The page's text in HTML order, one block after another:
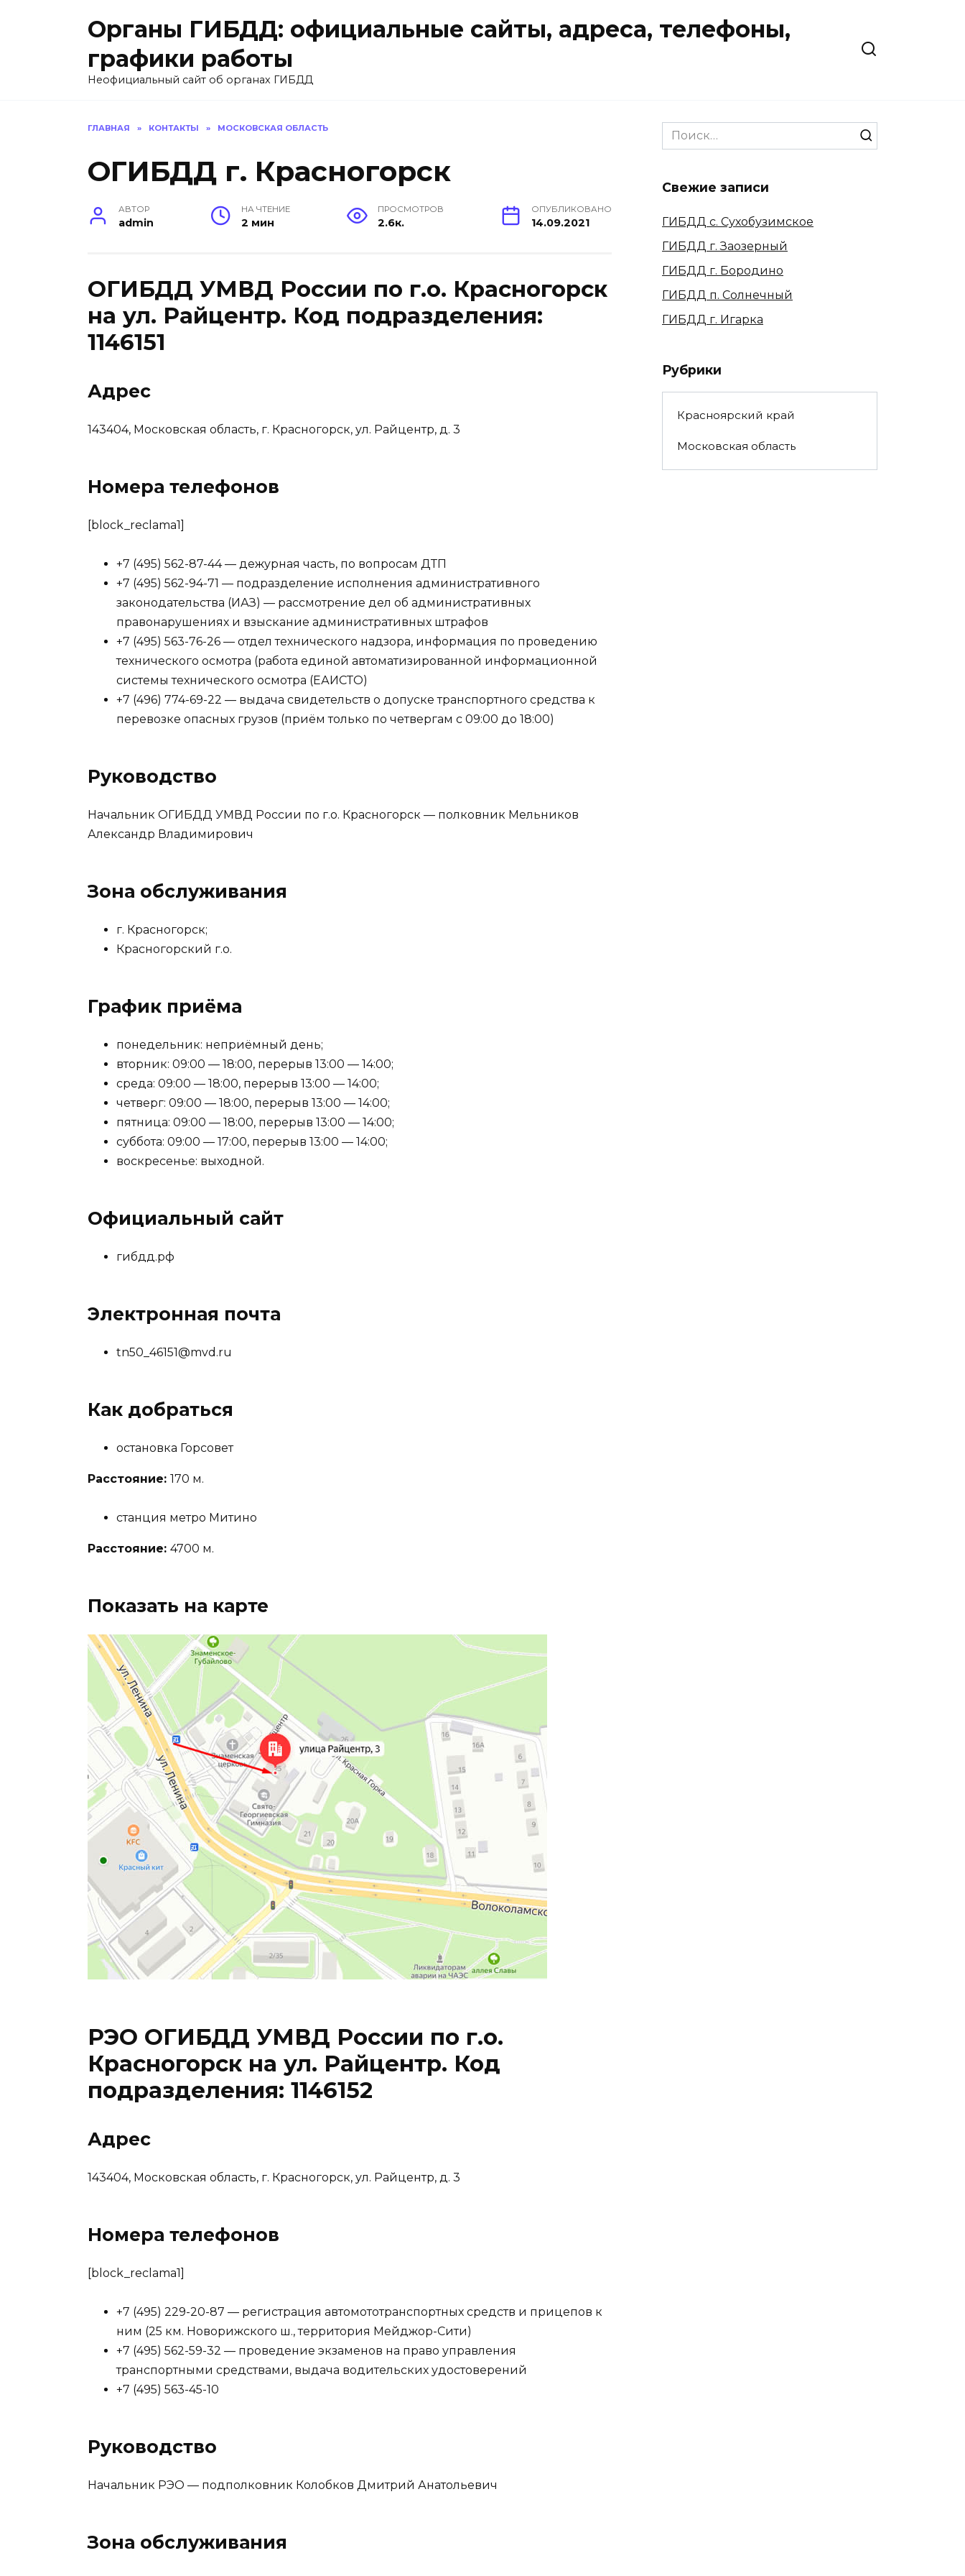
Органы ГИБДД: официальные сайты, адреса, телефоны,
графики работы
Неофициальный сайт об органах ГИБДД
ГЛАВНАЯ » КОНТАКТЫ » МОСКОВСКАЯ ОБЛАСТЬ
ОГИБДД г. Красногорск
АВТОР
admin
НА ЧТЕНИЕ
2 мин
ПРОСМОТРОВ
2.6к.
ОПУБЛИКОВАНО
14.09.2021
ОГИБДД УМВД России по г.о. Красногорск
на ул. Райцентр. Код подразделения:
1146151
Адрес
143404, Московская область, г. Красногорск, ул. Райцентр, д. 3
Номера телефонов
[block_reclama1]
+7 (495) 562-87-44 — дежурная часть, по вопросам ДТП
+7 (495) 562-94-71 — подразделение исполнения административного
законодательства (ИАЗ) — рассмотрение дел об административных
правонарушениях и взыскание административных штрафов
+7 (495) 563-76-26 — отдел технического надзора, информация по проведению
технического осмотра (работа единой автоматизированной информационной
системы технического осмотра (ЕАИСТО)
+7 (496) 774-69-22 — выдача свидетельств о допуске транспортного средства к
перевозке опасных грузов (приём только по четвергам с 09:00 до 18:00)
Руководство
Начальник ОГИБДД УМВД России по г.о. Красногорск — полковник Мельников
Александр Владимирович
Зона обслуживания
г. Красногорск;
Красногорский г.о.
График приёма
понедельник: неприёмный день;
вторник: 09:00 — 18:00, перерыв 13:00 — 14:00;
среда: 09:00 — 18:00, перерыв 13:00 — 14:00;
четверг: 09:00 — 18:00, перерыв 13:00 — 14:00;
пятница: 09:00 — 18:00, перерыв 13:00 — 14:00;
суббота: 09:00 — 17:00, перерыв 13:00 — 14:00;
воскресенье: выходной.
Официальный сайт
гибдд.рф
Электронная почта
tn50_46151@mvd.ru
Как добраться
остановка Горсовет
Расстояние: 170 м.
станция метро Митино
Расстояние: 4700 м.
Показать на карте
РЭО ОГИБДД УМВД России по г.о.
Красногорск на ул. Райцентр. Код
подразделения: 1146152
Адрес
143404, Московская область, г. Красногорск, ул. Райцентр, д. 3
Номера телефонов
[block_reclama1]
+7 (495) 229-20-87 — регистрация автомототранспортных средств и прицепов к
ним (25 км. Новорижского ш., территория Мейджор-Сити)
+7 (495) 562-59-32 — проведение экзаменов на право управления
транспортными средствами, выдача водительских удостоверений
+7 (495) 563-45-10
Руководство
Начальник РЭО — подполковник Колобков Дмитрий Анатольевич
Зона обслуживания
Search
for:
Свежие записи
ГИБДД с. Сухобузимское
ГИБДД г. Заозерный
ГИБДД г. Бородино
ГИБДД п. Солнечный
ГИБДД г. Игарка
Рубрики
Красноярский край
Московская область